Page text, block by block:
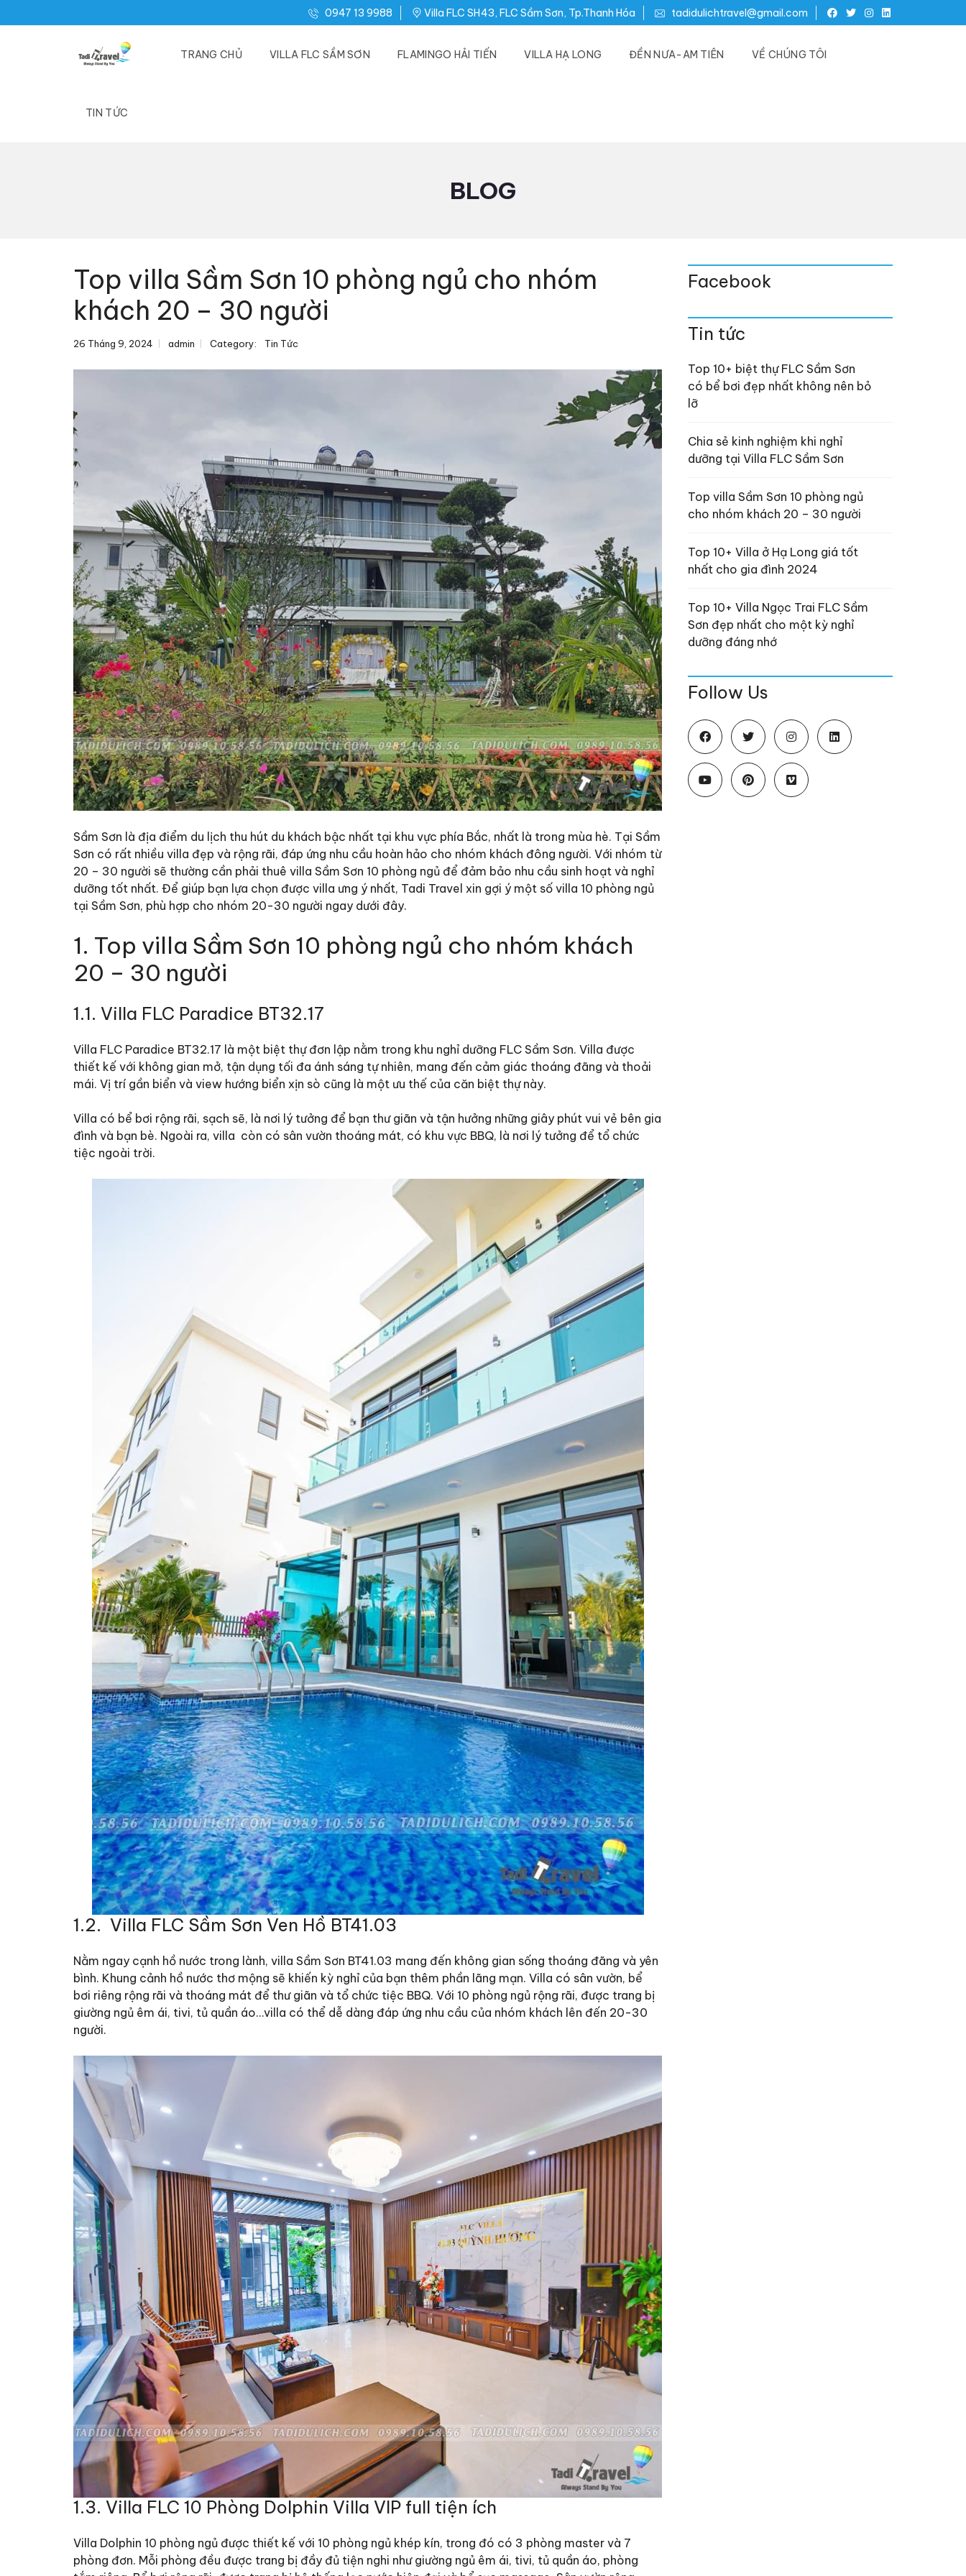
0947 13 9988 Villa FLC SH43, FLC Sầm Sơn, Tp.Thanh Hóa tadidulichtravel@gmail.com
TRANG CHỦ VILLA FLC SẦM SƠN FLAMINGO HẢI TIẾN VILLA HẠ LONG ĐỀN NƯA-AM TIÊN VỀ CHÚNG TÔI
TIN TỨC
BLOG
Top villa Sầm Sơn 10 phòng ngủ cho nhóm
khách 20 – 30 người
26 Tháng 9, 2024 admin Category: Tin Tức
Sầm Sơn là địa điểm du lịch thu hút du khách bậc nhất tại khu vực phía Bắc, nhất là trong mùa hè. Tại Sầm
Sơn có rất nhiều villa đẹp và rộng rãi, đáp ứng nhu cầu hoàn hảo cho nhóm khách đông người. Với nhóm từ
20 – 30 người sẽ thường cần phải thuê villa Sầm Sơn 10 phòng ngủ để đảm bảo nhu cầu sinh hoạt và nghỉ
dưỡng tốt nhất. Để giúp bạn lựa chọn được villa ưng ý nhất, Tadi Travel xin gợi ý một số villa 10 phòng ngủ
tại Sầm Sơn, phù hợp cho nhóm 20-30 người ngay dưới đây.
1. Top villa Sầm Sơn 10 phòng ngủ cho nhóm khách
20 – 30 người
1.1. Villa FLC Paradice BT32.17
Villa FLC Paradice BT32.17 là một biệt thự đơn lập nằm trong khu nghỉ dưỡng FLC Sầm Sơn. Villa được
thiết kế với không gian mở, tận dụng tối đa ánh sáng tự nhiên, mang đến cảm giác thoáng đãng và thoải
mái. Vị trí gần biển và view hướng biển xịn sò cũng là một ưu thế của căn biệt thự này.
Villa có bể bơi rộng rãi, sạch sẽ, là nơi lý tưởng để bạn thư giãn và tận hưởng những giây phút vui vẻ bên gia
đình và bạn bè. Ngoài ra, villa còn có sân vườn thoáng mát, có khu vực BBQ, là nơi lý tưởng để tổ chức
tiệc ngoài trời.
1.2. Villa FLC Sầm Sơn Ven Hồ BT41.03
Nằm ngay cạnh hồ nước trong lành, villa Sầm Sơn BT41.03 mang đến không gian sống thoáng đãng và yên
bình. Khung cảnh hồ nước thơ mộng sẽ khiến kỳ nghỉ của bạn thêm phần lãng mạn. Villa có sân vườn, bể
bơi riêng rộng rãi và thoáng mát để thư giãn và tổ chức tiệc BBQ. Với 10 phòng ngủ rộng rãi, được trang bị
giường ngủ êm ái, tivi, tủ quần áo…villa có thể dễ dàng đáp ứng nhu cầu của nhóm khách lên đến 20-30
người.
1.3. Villa FLC 10 Phòng Dolphin Villa VIP full tiện ích
Villa Dolphin 10 phòng ngủ được thiết kế với 10 phòng ngủ khép kín, trong đó có 3 phòng master và 7
phòng đơn. Mỗi phòng đều được trang bị đầy đủ tiện nghi như giường ngủ êm ái, tivi, tủ quần áo, phòng
Facebook
Tin tức
Top 10+ biệt thự FLC Sầm Sơn
có bể bơi đẹp nhất không nên bỏ
lỡ
Chia sẻ kinh nghiệm khi nghỉ
dưỡng tại Villa FLC Sầm Sơn
Top villa Sầm Sơn 10 phòng ngủ
cho nhóm khách 20 – 30 người
Top 10+ Villa ở Hạ Long giá tốt
nhất cho gia đình 2024
Top 10+ Villa Ngọc Trai FLC Sầm
Sơn đẹp nhất cho một kỳ nghỉ
dưỡng đáng nhớ
Follow Us